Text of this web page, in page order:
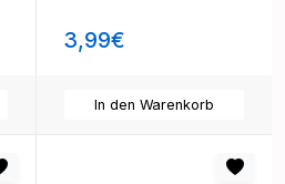
3,99€
In den Warenkorb